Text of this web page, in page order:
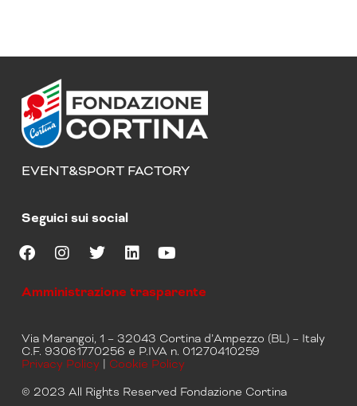
EVENT&SPORT FACTORY
Seguici sui social
F
c
o
o
I
s
g
r
m
i
e
r
L
n
d
i
u
b
e
Amministrazione trasparente
Via Marangoi, 1 – 32043 Cortina d’Ampezzo (BL) – Italy
C.F. 93061770256 e P.IVA n. 01270410259
Privacy Policy | Cookie Policy
© 2023 All Rights Reserved Fondazione Cortina